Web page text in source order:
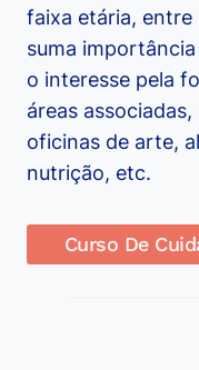
faixa etária, entre
suma
o interesse pela
áreas
oficinas de arte,
nutrição, etc.
Curso De